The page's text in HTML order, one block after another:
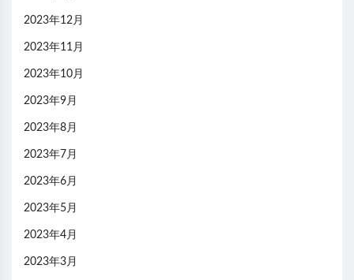
2023年12月
2023年11月
2023年10月
2023年9月
2023年8月
2023年7月
2023年6月
2023年5月
2023年4月
2023年3月